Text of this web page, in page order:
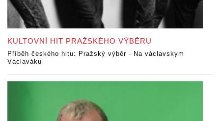
KULTOVNÍ HIT PRAŽSKÉHO VÝBĚRU
Příběh českého hitu: Pražský výběr - Na václavskym
Václaváku